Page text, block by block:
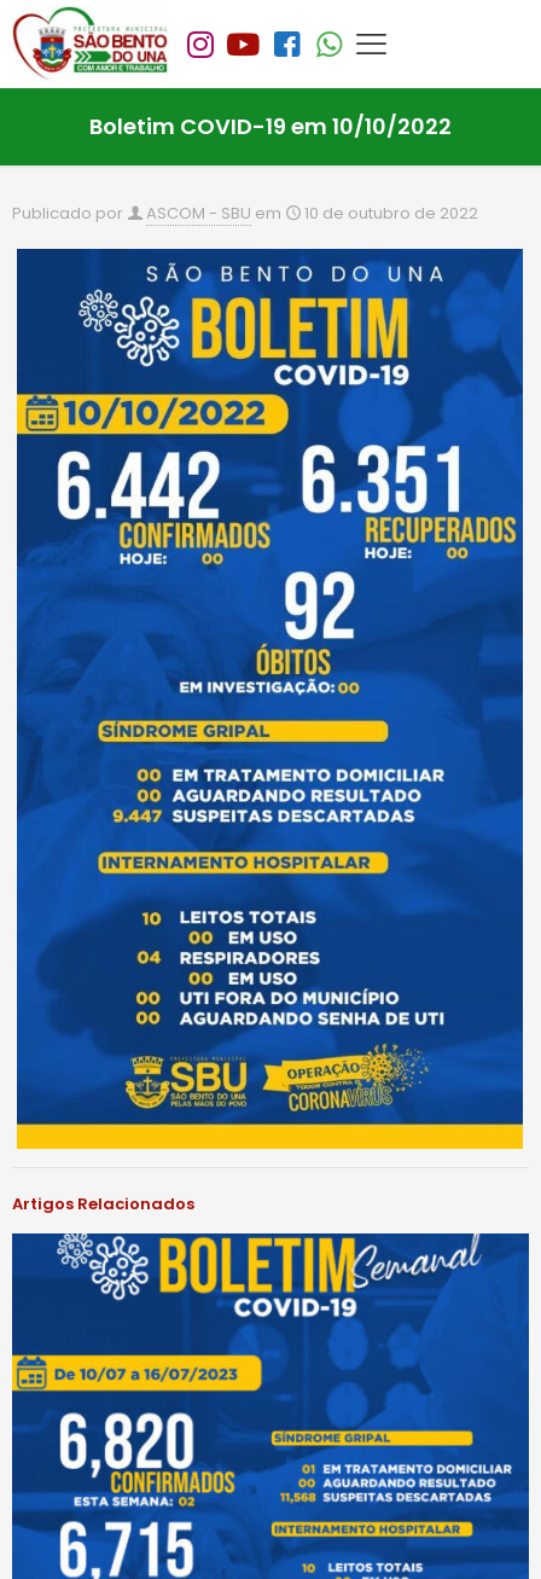
Boletim COVID-19 em 10/10/2022
Publicado por ASCOM - SBU em 10 de outubro de 2022
Artigos Relacionados